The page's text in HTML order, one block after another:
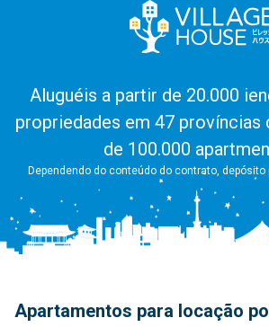
Aluguéis a partir de 20.000
propriedades em 47 províncias
de 100.000
Dependendo do conteúdo do contrato,
Apartamentos para locação